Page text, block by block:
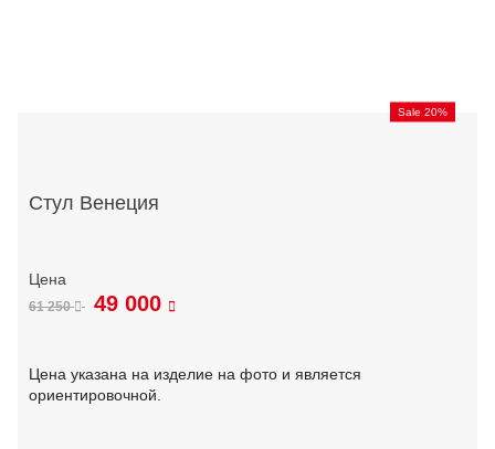
Sale 20%
Стул Венеция
61 250 49 000
Цена указана на изделие на фото и является
ориентировочной.